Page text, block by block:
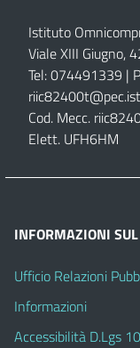
Istituto
Viale XIII Giugno,
Tel: 074491339 |
Cod. Mecc.
Elett. UFH6HM
INFORMAZIONI
Ufficio Relazioni
Informazioni
Accessibilità D.Lgs